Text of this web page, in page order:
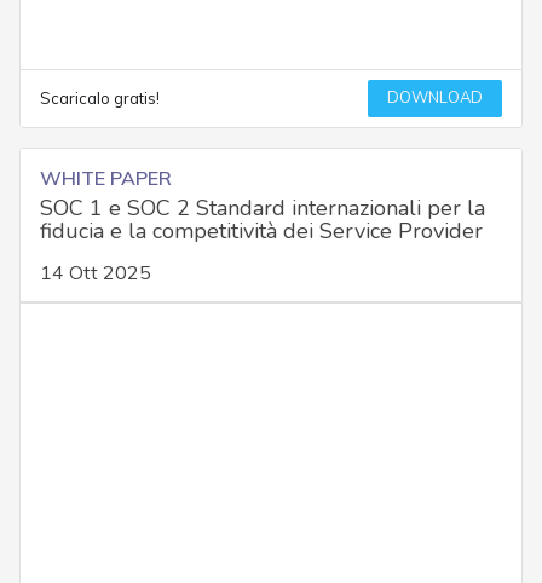
Scaricalo gratis! DOWNLOAD
WHITE PAPER
SOC 1 e SOC 2 Standard internazionali per la
fiducia e la competitività dei Service Provider
14 Ott 2025